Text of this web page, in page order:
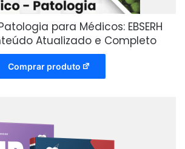
para Médicos: EBSERH
Atualizado e Completo
Comprar produto